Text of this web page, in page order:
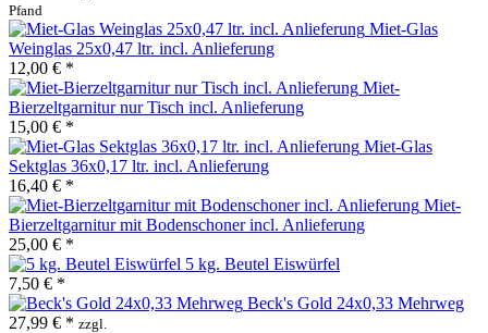
Pfand
Miet-Glas
Weinglas 25x0,47 ltr. incl. Anlieferung
12,00 € *
Miet-
Bierzeltgarnitur nur Tisch incl. Anlieferung
15,00 € *
Miet-Glas
Sektglas 36x0,17 ltr. incl. Anlieferung
16,40 € *
Miet-
Bierzeltgarnitur mit Bodenschoner incl. Anlieferung
25,00 € *
5 kg. Beutel Eiswürfel
7,50 € *
Beck's Gold 24x0,33 Mehrweg
27,99 € * zzgl.